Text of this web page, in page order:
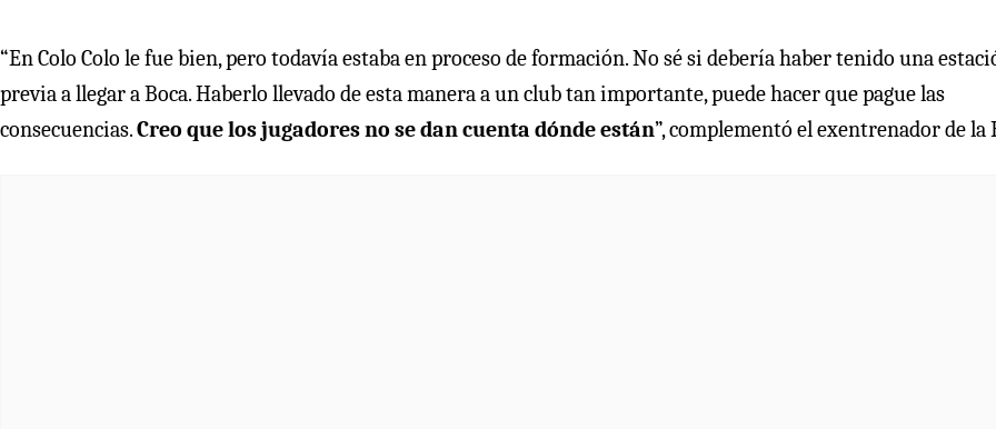
“En Colo Colo le fue bien, pero todavía estaba en proceso de formación. No sé si debería haber tenido una
previa a llegar a Boca. Haberlo llevado de esta manera a un club tan importante, puede hacer que pague las
consecuencias.Creo que los jugadores no se dan cuenta dónde están”, complementó el exentrenador de la